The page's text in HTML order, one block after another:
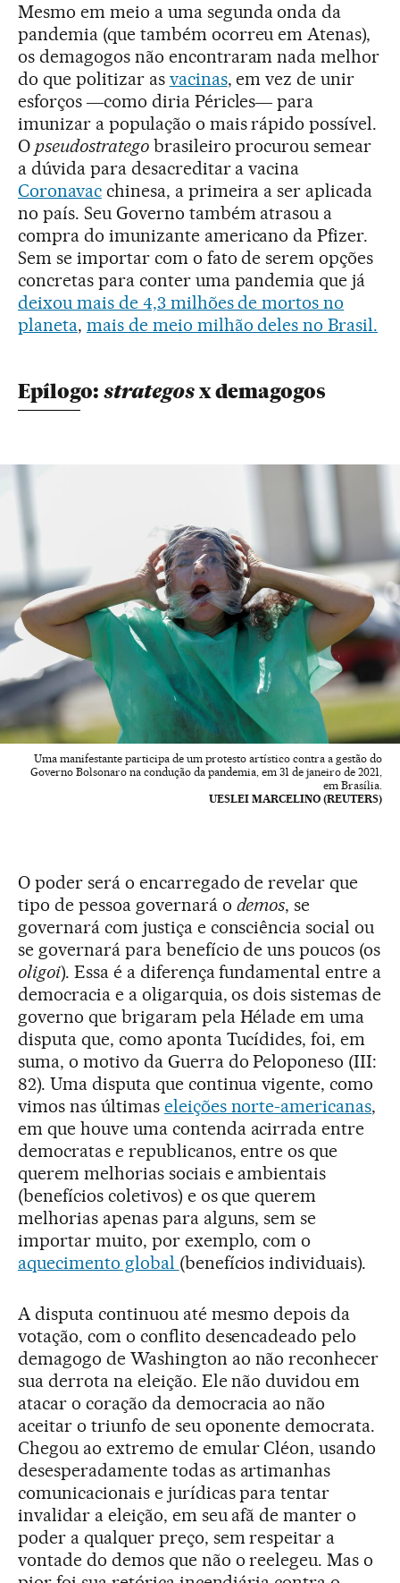
Mesmo em meio a uma segunda onda da
pandemia (que também ocorreu em Atenas),
os demagogos não encontraram nada melhor
do que politizar as vacinas, em vez de unir
esforços ―como diria Péricles― para
imunizar a população o mais rápido possível.
O pseudostrategobrasileiro procurou semear
a dúvida para desacreditar a vacina
Coronavacchinesa, a primeira a ser aplicada
no país. Seu Governo também atrasou a
compra do imunizante americano da Pfizer.
Sem se importar com o fato de serem opções
concretas para conter uma pandemia que já
deixou mais de 4,3 milhões de mortos no
planeta, mais de meio milhão deles no Brasil.
Epílogo: strategosx demagogos
Uma manifestante participa de um protesto artístico contra a gestão do
Governo Bolsonaro na condução da pandemia, em 31 de janeiro de 2021,
em Brasília.
UESLEI MARCELINO (REUTERS)
O poder será o encarregado de revelar que
tipo de pessoa governará o demos, se
governará com justiça e consciência social ou
se governará para benefício de uns poucos (os
oligoi). Essa é a diferença fundamental entre a
democracia e a oligarquia, os dois sistemas de
governo que brigaram pela Hélade em uma
disputa que, como aponta Tucídides, foi, em
suma, o motivo da Guerra do Peloponeso (III:
82). Uma disputa que continua vigente, como
vimos nas últimas eleições norte-americanas,
em que houve uma contenda acirrada entre
democratas e republicanos, entre os que
querem melhorias sociais e ambientais
(benefícios coletivos) e os que querem
melhorias apenas para alguns, sem se
importar muito, por exemplo, com o
aquecimento global (benefícios individuais).
A disputa continuou até mesmo depois da
votação, com o conflito desencadeado pelo
demagogo de Washington ao não reconhecer
sua derrota na eleição. Ele não duvidou em
atacar o coração da democracia ao não
aceitar o triunfo de seu oponente democrata.
Chegou ao extremo de emular Cléon, usando
desesperadamente todas as artimanhas
comunicacionais e jurídicas para tentar
invalidar a eleição, em seu afã de manter o
poder a qualquer preço, sem respeitar a
vontade do demos que não o reelegeu. Mas o